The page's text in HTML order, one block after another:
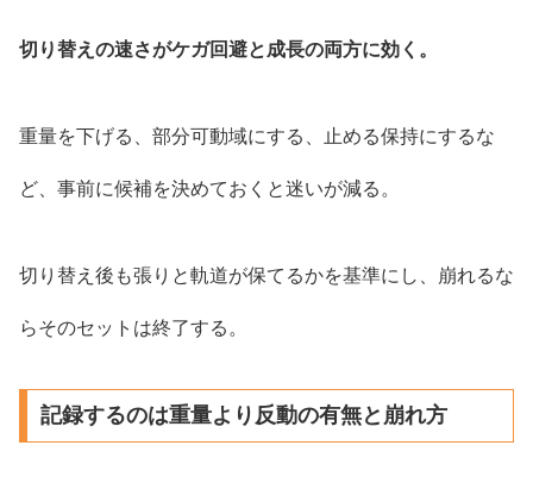
切り替えの速さがケガ回避と成長の両方に効く。
重量を下げる、部分可動域にする、止める保持にするな
ど、事前に候補を決めておくと迷いが減る。
切り替え後も張りと軌道が保てるかを基準にし、崩れるな
らそのセットは終了する。
記録するのは重量より反動の有無と崩れ方